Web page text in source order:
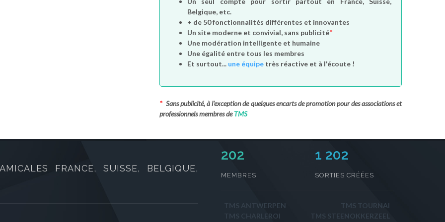
Belgique, etc.
+ de 50 fonctionnalités différentes et innovantes
Un site moderne et convivial, sans publicité*
Une modération intelligente et humaine
Une égalité entre tous les membres
Et surtout... une équipe très réactive et à l'écoute !
* Sans publicité, à l'exception de quelques encarts de promotion pour des associations et
professionnels membres deTMS
FRANCE, SUISSE, BELGIQUE,
235
MEMBRES
1 202
SORTIES CRÉÉES
TMS ANTWERPEN
TMS TOURNAI
TMS CHARLEROI
TMS STEENOKKERZEEL